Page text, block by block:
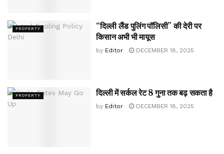
PROPERTY
“दिल्ली लैंड पुलिंग पॉलिसी” की देरी पर
किसान अभी भी मायूस
by Editor DECEMBER 18, 2025
PROPERTY दिल्ली में सर्कल रेट 8 गुना तक बढ़ सकता है
by Editor DECEMBER 18, 2025